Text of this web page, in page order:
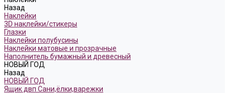
Назад
Наклейки
3D наклейки/стикеры
Глазки
Наклейки полубусины
Наклейки матовые и прозрачные
Наполнитель бумажный и древесный
НОВЫЙ ГОД
Назад
НОВЫЙ ГОД
Ящик двп Сани,ёлки,варежки